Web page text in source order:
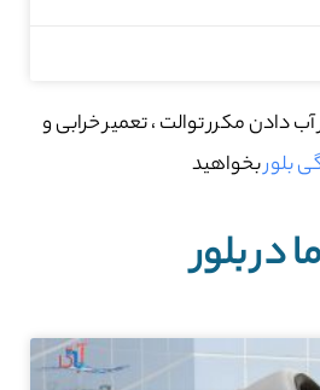
دادن مکرر توالت ، تعمیر خرابی و
بلوربخواهید
در بلور